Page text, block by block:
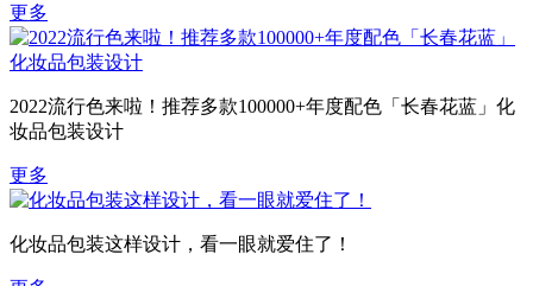
更多
2022流行色来啦！推荐多款100000+年度配色「长春花蓝」化
妆品包装设计
更多
化妆品包装这样设计，看一眼就爱住了！